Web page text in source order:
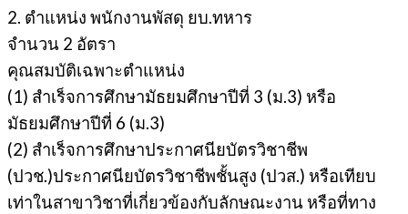
2. ตำแหน่ง พนักงานพัสดุ ยบ.ทหาร
จำนวน 2 อัตรา
คุณสมบัติเฉพาะตำแหน่ง
(1) สำเร็จการศึกษามัธยมศึกษาปีที่ 3 (ม.3) หรือ
มัธยมศึกษาปีที่ 6 (ม.3)
(2) สำเร็จการศึกษาประกาศนียบัตรวิชาชีพ
(ปวช.)ประกาศนียบัตรวิชาชีพชั้นสูง (ปวส.) หรือเทียบ
เท่าในสาขาวิชาที่เกี่ยวข้องกับลักษณะงาน หรือที่ทาง